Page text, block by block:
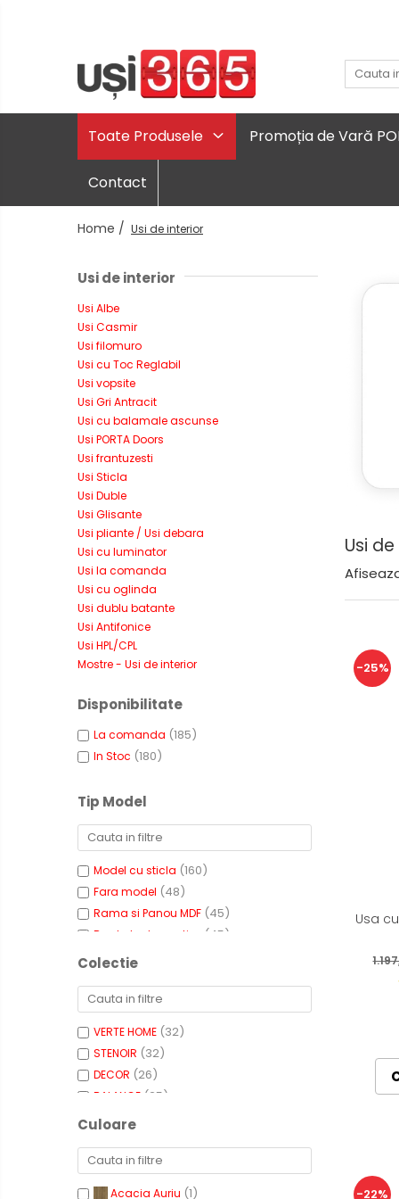
Toate Produsele Promoția de Vară
Contact
Home / Usi de interior
Usi
Usi de interior
Usi Albe
Usi Casmir
Usi filomuro
Usi cu Toc Reglabil
Usi vopsite
Usi Gri Antracit
Usi cu balamale ascunse
Usi PORTA Doors
Usi frantuzesti
Usi Sticla
Usi Duble
Usi Glisante
Usi pliante / Usi debara
Usi cu luminator
Usi la comanda
Usi cu oglinda
Usi dublu batante
Usi Antifonice
Usi HPL/CPL
Mostre - Usi de interior
Disponibilitate
La comanda (185)
In Stoc (180)
Tip Model
Model cu sticla (160)
Fara model (48)
Rama si Panou MDF (45)
Baghete decorative (45)
Ambutisata
Sticla (14)
(1)
Colectie
VERTE HOME (32)
STENOIR (32)
DECOR (26)
BALANCE (25)
LINE
BASIC(16)
Culoare
Acacia Auriu (1)
-25%
Usa
-22%